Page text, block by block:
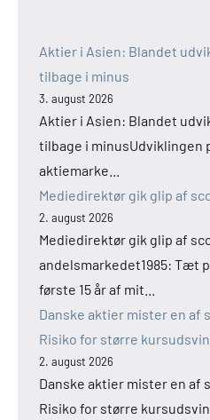
Aktier i Asien: Blandet
tilbage i minus
3. august 2026
Aktier i Asien: Blandet
tilbage i minusUdviklingen
aktiemarke...
Mediedirektør gik glip af
2. august 2026
Mediedirektør gik glip af
andelsmarkedet1985: Tæt
første 15 år af mit...
Danske aktier mister en af
Risiko for større
2. august 2026
Danske aktier mister en af
Risiko for større